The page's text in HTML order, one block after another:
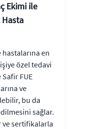
Ekimi ile
Hasta
en
özel tedavi
FUE
ve
bu da
sağlar.
ve sertifikalarla